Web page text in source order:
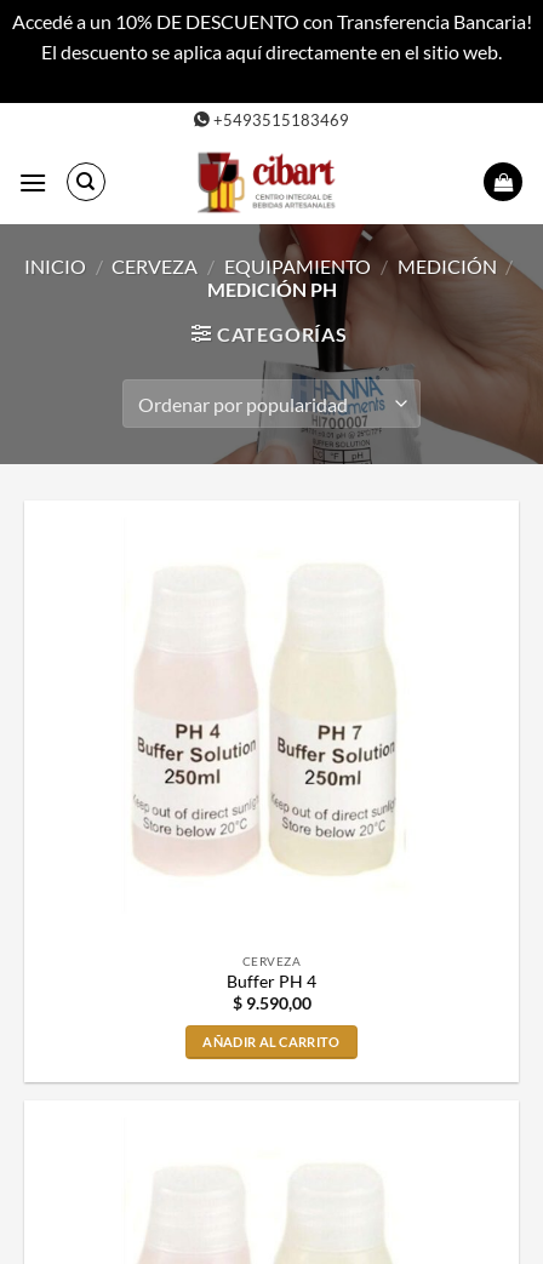
Accedé a un 10% DE DESCUENTO con Transferencia Bancaria!
El descuento se aplica aquí directamente en el sitio web.
contenido
+5493515183469
INICIO / CERVEZA / EQUIPAMIENTO / MEDICIÓN /
MEDICIÓN PH
CATEGORÍAS
CERVEZA
Buffer PH 4
$9.590,00
AÑADIR AL CARRITO